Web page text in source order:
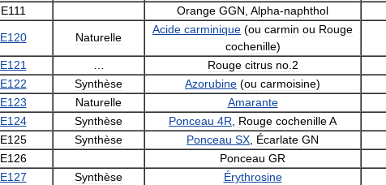
E111 Orange GGN, Alpha-naphthol
E120 Naturelle
Acide carminique (ou carmin ou Rouge
cochenille)
E121 … Rouge citrus no.2
E122 Synthèse Azorubine (ou carmoisine)
E123 Naturelle Amarante
E124 Synthèse Ponceau 4R, Rouge cochenilleA
E125
Synthèse Ponceau SX, Écarlate GN
E126
Ponceau GR
E127 Synthèse Érythrosine